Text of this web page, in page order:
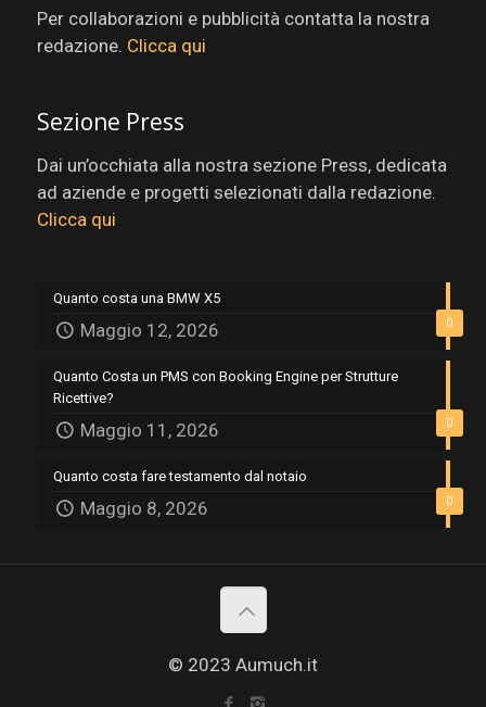
Per collaborazioni e pubblicità contatta la nostra
redazione. Clicca qui
Sezione Press
Dai un’occhiata alla nostra sezione Press, dedicata
ad aziende e progetti selezionati dalla redazione.
Clicca qui
0
Quanto costa una BMW X5
Maggio 12, 2026
0
Quanto Costa un PMS con Booking Engine per Strutture
Ricettive?
Maggio 11, 2026
0
Quanto costa fare testamento dal notaio
Maggio 8, 2026
© 2023 Aumuch.it